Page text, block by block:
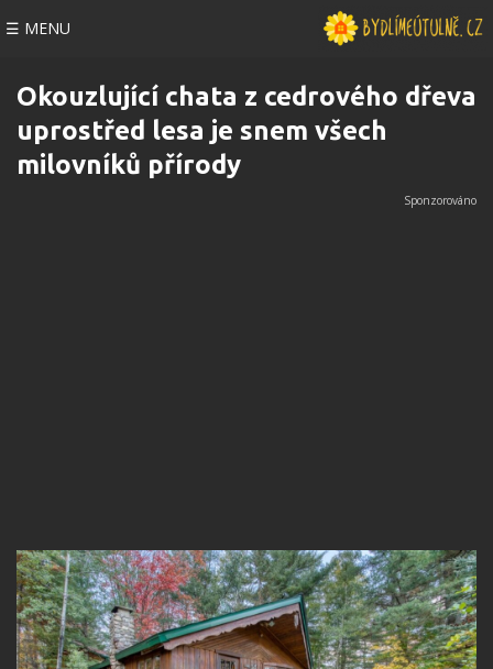
☰ MENU
Okouzlující chata z cedrového dřeva
uprostřed lesa je snem všech
milovníků přírody